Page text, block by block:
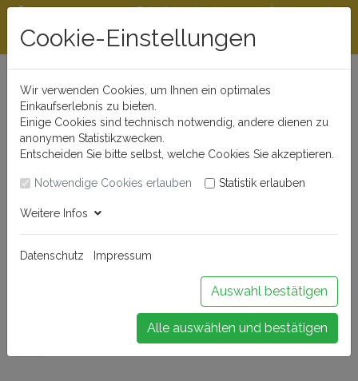
Beratungshotline
0721 - 830 777 0
Rabattstaffeln ab
300 €
Öffnungszeiten
Buchen Sie Ihr Weinseminar!
Cookie-Einstellungen
Wir verwenden Cookies, um Ihnen ein optimales
Einkaufserlebnis zu bieten.
Einige Cookies sind technisch notwendig, andere dienen zu
anonymen Statistikzwecken.
Entscheiden Sie bitte selbst, welche Cookies Sie akzeptieren.
Notwendige Cookies erlauben Statistik erlauben
Weitere Infos
Datenschutz Impressum
Auswahl bestätigen
Alle auswählen und bestätigen